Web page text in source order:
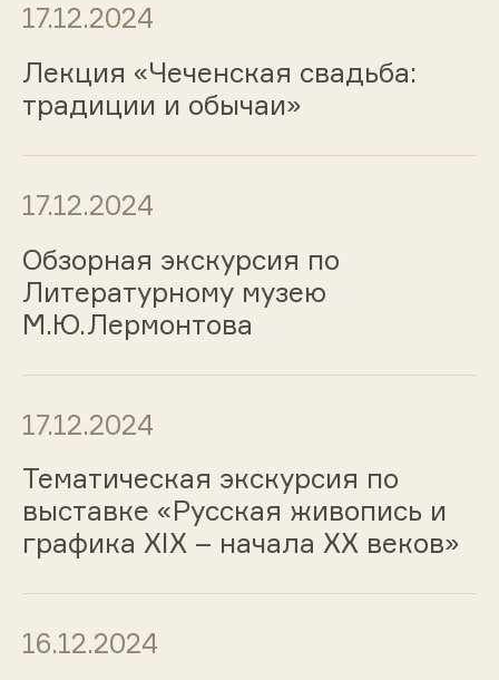
17.12.2024
Лекция «Чеченская свадьба:
традиции и обычаи»
17.12.2024
Обзорная экскурсия по
Литературному музею
М.Ю.Лермонтова
17.12.2024
Тематическая экскурсия по
выставке «Русская живопись и
графика ХIХ – начала ХХ веков»
16.12.2024